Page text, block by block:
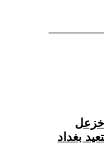
خزعل
بغداد